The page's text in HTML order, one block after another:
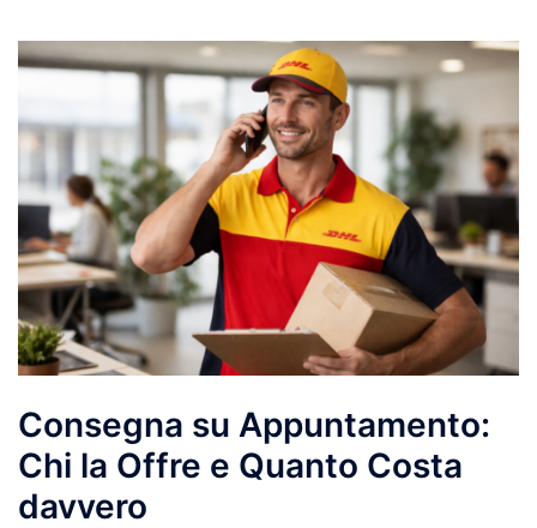
Consegna su Appuntamento:
Chi la Offre e Quanto Costa
davvero